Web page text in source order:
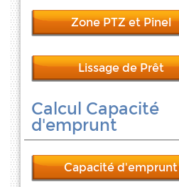
Zone PTZ et Pinel
Lissage de Prêt
Calcul Capacité
d'emprunt
Capacité d'emprunt